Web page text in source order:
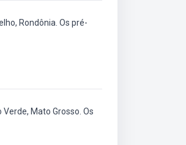
Rondônia. Os pré-
Verde, Mato Grosso. Os